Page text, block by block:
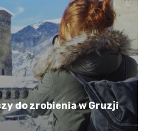
do zrobienia w Gruzji